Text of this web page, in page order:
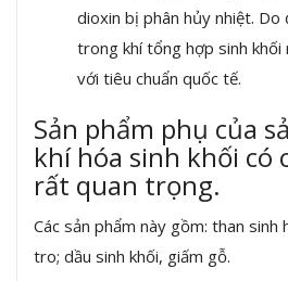
dioxin bị phân hủy nhiệt.
trong khí tổng hợp sinh
với tiêu chuẩn quốc tế.
Sản phẩm phụ của
khí hóa sinh khối có
rất quan trọng.
Các sản phẩm này gồm: than sinh
tro; dầu sinh khối, giấm gỗ.